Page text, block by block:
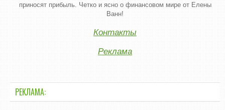
приносят прибыль. Четко и ясно о финансовом мире от Елены
Ванн!
Контакты
Реклама
РЕКЛАМА: